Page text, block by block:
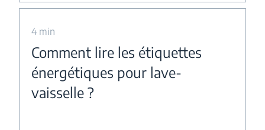
4 min
Comment lire les étiquettes
énergétiques pour lave-
vaisselle ?